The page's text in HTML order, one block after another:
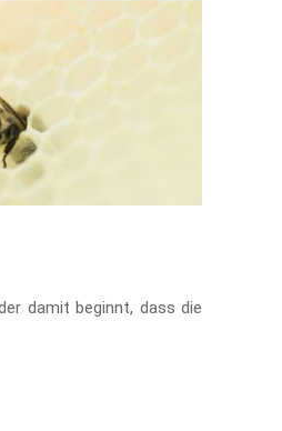
damit beginnt, dass die